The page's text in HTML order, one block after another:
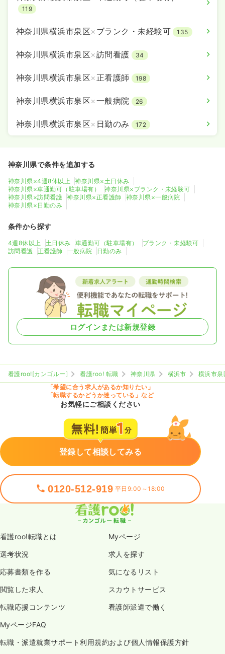
119
神奈川県横浜市泉区× ブランク・未経験可 135
神奈川県横浜市泉区×訪問看護 34
神奈川県横浜市泉区× 正看護師 198
神奈川県横浜市泉区×一般病院 26
神奈川県横浜市泉区× 日勤のみ 172
神奈川県で条件を追加する
神奈川県×4週8休以上
神奈川県×土日休み
神奈川県×車通勤可（駐車場有）
神奈川県×ブランク・未経験可
神奈川県×訪問看護
神奈川県×正看護師
神奈川県×一般病院
神奈川県×日勤のみ
条件から探す
4週8休以上 土日休み 車通勤可（駐車場有）
ブランク・未経験可
訪問看護
正看護師 一般病院 日勤のみ
ログインまたは新規登録
看護roo![カンゴルー] 看護roo! 転職 神奈川県 横浜市
横浜市泉
「希望に合う求人があるか知りたい」
「転職するかどうか迷っている」など
お気軽にご相談ください
登録して相談してみる
0120-512-919 平日9:00～18:00
看護roo!転職とは Myページ
選考状況 求人を探す
応募書類を作る 気になるリスト
閲覧した求人 スカウトサービス
転職応援コンテンツ 看護師派遣で働く
MyページFAQ
転職・派遣就業サポート利用規約および個人情報保護方針